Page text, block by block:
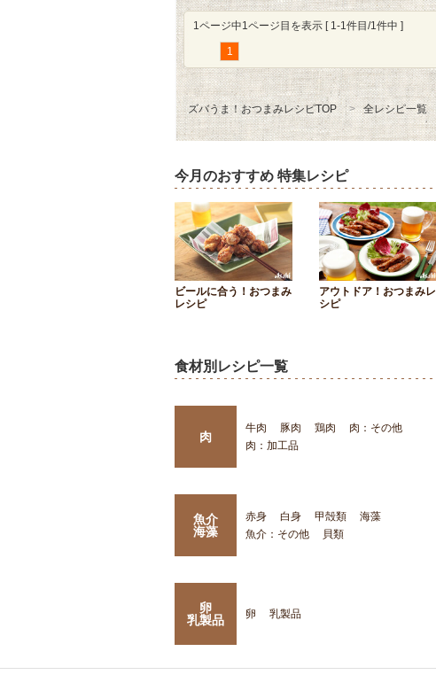
1ページ中1ページ目を表示 [ 1-1件目/1件中 ]
1
ズバうま！おつまみレシピTOP 全レシピ一覧
今月のおすすめ 特集レシピ
ビールに合う！おつまみ
レシピ
アウトドア！おつまみレ
シピ
食材別レシピ一覧
肉
牛肉 豚肉 鶏肉
肉：その他
肉：加工品
魚介
海藻
赤身 白身 甲殻類
海藻
魚介：その他
貝類
卵
乳製品
卵 乳製品